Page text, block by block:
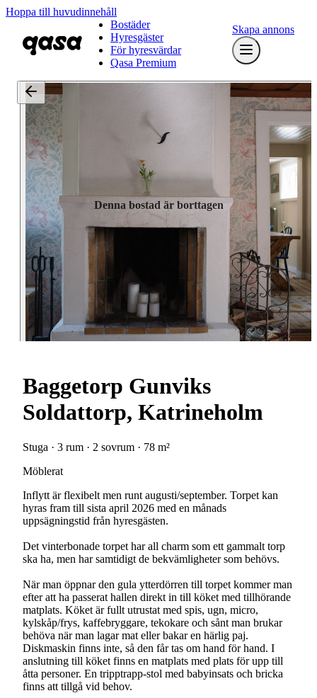
Hoppa till huvudinnehåll
Bostäder
Hyresgäster
För hyresvärdar
Qasa Premium
Skapa annons
Denna bostad är borttagen
Baggetorp Gunviks
Soldattorp, Katrineholm
Stuga · 3 rum · 2 sovrum · 78 m²
Möblerat
Inflytt är flexibelt men runt augusti/september. Torpet kan
hyras fram till sista april 2026 med en månads
uppsägningstid från hyresgästen.
Det vinterbonade torpet har all charm som ett gammalt torp
ska ha, men har samtidigt de bekvämligheter som behövs.
När man öppnar den gula ytterdörren till torpet kommer man
efter att ha passerat hallen direkt in till köket med tillhörande
matplats. Köket är fullt utrustat med spis, ugn, micro,
kylskåp/frys, kaffebryggare, tekokare och sånt man brukar
behöva när man lagar mat eller bakar en härlig paj.
Diskmaskin finns inte, så den får tas om hand för hand. I
anslutning till köket finns en matplats med plats för upp till
åtta personer. En tripptrapp-stol med babyinsats och bricka
finns att tillgå vid behov.